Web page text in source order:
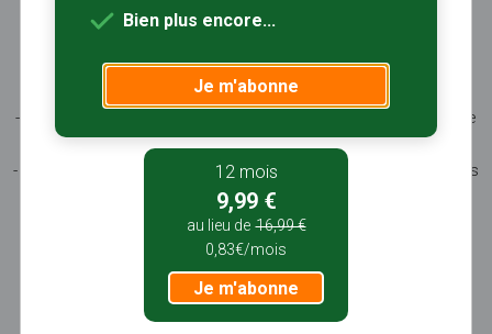
Sentiers-en-France, grâce aux nombreux circuits de
- les spécificités des terroirs (sites et milieux naturels,
patrimoine …)
- les producteurs locaux et les artisans, garants du savoir-faire
et du patrimoine
- ceux qui œuvrent à faire connaître tout ce patrimoine par des
manifestations culturelles
- ceux qui accueillent les touristes dans leur hébergement, à
leur table
Bien plus encore...
Je m'abonne
12 mois
9,99 €
au lieu de 16,99 €
0,83€/mois
Je m'abonne